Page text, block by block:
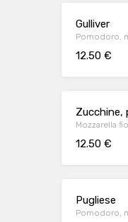
Gulliver
Pomodoro,
12.50 €
Zucchine,
Mozzarella
12.50 €
Pugliese
Pomodoro,